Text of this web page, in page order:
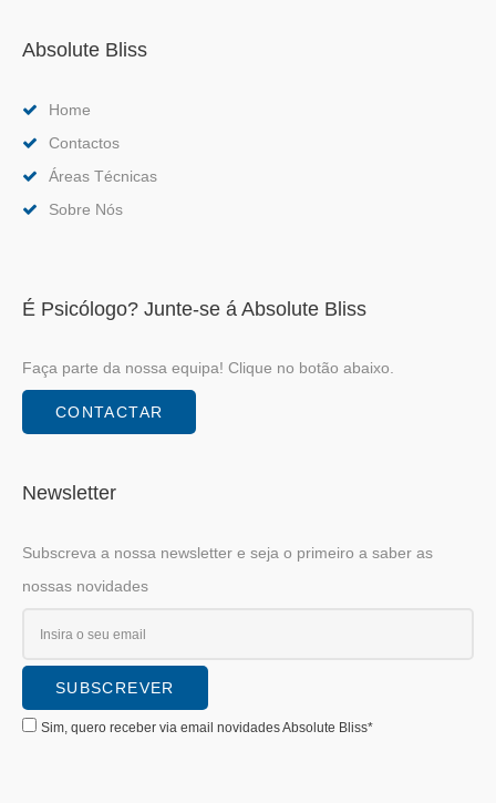
Absolute Bliss
Home
Contactos
Áreas Técnicas
Sobre Nós
É Psicólogo? Junte-se á Absolute Bliss
Faça parte da nossa equipa! Clique no botão abaixo.
CONTACTAR
Newsletter
Subscreva a nossa newsletter e seja o primeiro a saber as
nossas novidades
Sim, quero receber via email novidades Absolute Bliss*